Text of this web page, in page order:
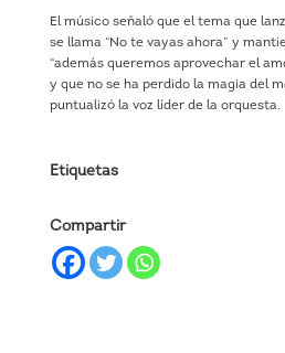
El músico señaló que el tema que
se llama “No te vayas ahora” y
“además queremos aprovechar el
y que no se ha perdido la magia del
puntualizó la voz líder de la orquesta.
Etiquetas
Compartir